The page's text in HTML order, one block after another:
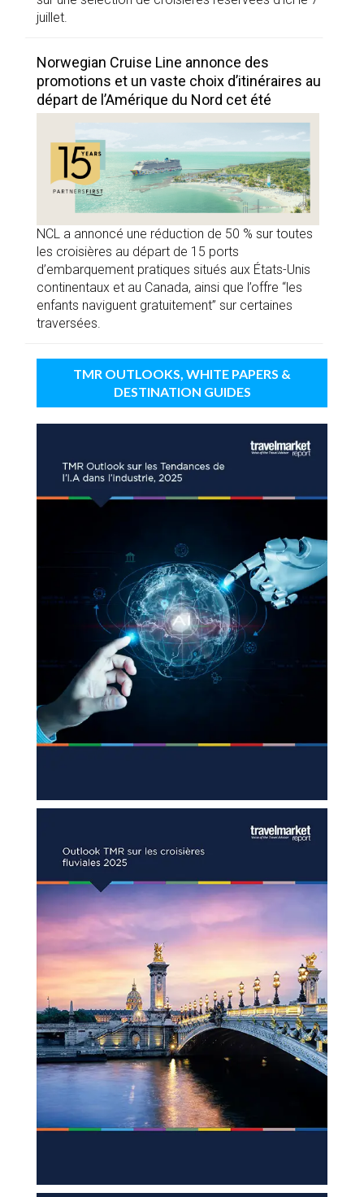
juillet.
Norwegian Cruise Line annonce des
promotions et un vaste choix d’itinéraires au
départ de l’Amérique du Nord cet été
NCL a annoncé une réduction de 50 % sur toutes
les croisières au départ de 15 ports
d’embarquement pratiques situés aux États-Unis
continentaux et au Canada, ainsi que l’offre “les
enfants naviguent gratuitement” sur certaines
traversées.
TMR OUTLOOKS, WHITE PAPERS &
DESTINATION GUIDES